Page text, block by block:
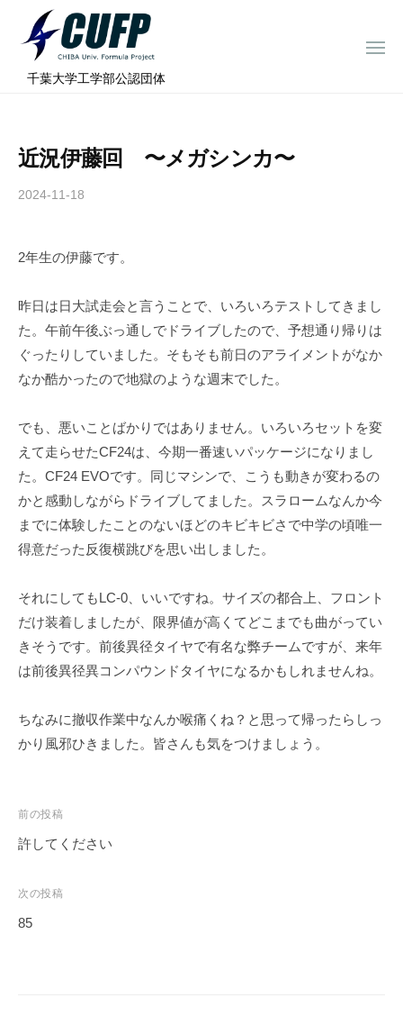
千
学
ォ
ミ
ラ
プ
ロ
ジ
ク
ト
⠀千葉大学工学部公認団体
メ
近況伊藤回 〜メガシンカ〜
2024-11-18
h
b
a
o
m
u
l
a
2年生の伊藤です。
昨日は日大試走会と言うことで、いろいろテストしてきまし
た。午前午後ぶっ通しでドライブしたので、予想通り帰りは
ぐったりしていました。そもそも前日のアライメントがなか
なか酷かったので地獄のような週末でした。
でも、悪いことばかりではありません。いろいろセットを変
えて走らせたCF24は、今期一番速いパッケージになりまし
た。CF24 EVOです。同じマシンで、こうも動きが変わるの
かと感動しながらドライブしてました。スラロームなんか今
までに体験したことのないほどのキビキビさで中学の頃唯一
得意だった反復横跳びを思い出しました。
それにしてもLC-0、いいですね。サイズの都合上、フロント
だけ装着しましたが、限界値が高くてどこまでも曲がってい
きそうです。前後異径タイヤで有名な弊チームですが、来年
は前後異径異コンパウンドタイヤになるかもしれませんね。
ちなみに撤収作業中なんか喉痛くね？と思って帰ったらしっ
かり風邪ひきました。皆さんも気をつけましょう。
投
稿
ビ
ゲ
前の投稿
許してください
次の投稿
85
ミ
ラ
ェ
ト